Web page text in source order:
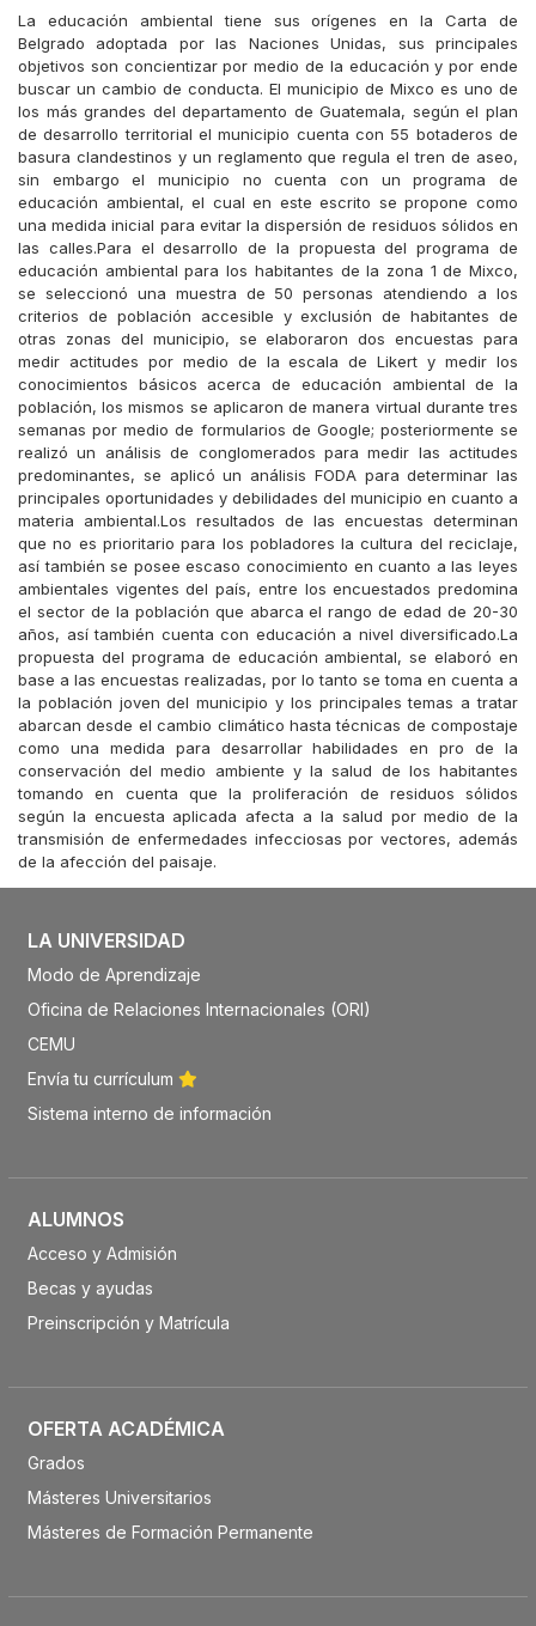
La educación ambiental tiene sus orígenes en la Carta de
Belgrado adoptada por las Naciones Unidas, sus principales
objetivos son concientizar por medio de la educación y por ende
buscar un cambio de conducta. El municipio de Mixco es uno de
los más grandes del departamento de Guatemala, según el plan
de desarrollo territorial el municipio cuenta con 55 botaderos de
basura clandestinos y un reglamento que regula el tren de aseo,
sin embargo el municipio no cuenta con un programa de
educación ambiental, el cual en este escrito se propone como
una medida inicial para evitar la dispersión de residuos sólidos en
las calles.Para el desarrollo de la propuesta del programa de
educación ambiental para los habitantes de la zona 1 de Mixco,
se seleccionó una muestra de 50 personas atendiendo a los
criterios de población accesible y exclusión de habitantes de
otras zonas del municipio, se elaboraron dos encuestas para
medir actitudes por medio de la escala de Likert y medir los
conocimientos básicos acerca de educación ambiental de la
población, los mismos se aplicaron de manera virtual durante tres
semanas por medio de formularios de Google; posteriormente se
realizó un análisis de conglomerados para medir las actitudes
predominantes, se aplicó un análisis FODA para determinar las
principales oportunidades y debilidades del municipio en cuanto a
materia ambiental.Los resultados de las encuestas determinan
que no es prioritario para los pobladores la cultura del reciclaje,
así también se posee escaso conocimiento en cuanto a las leyes
ambientales vigentes del país, entre los encuestados predomina
el sector de la población que abarca el rango de edad de 20-30
años, así también cuenta con educación a nivel diversificado.La
propuesta del programa de educación ambiental, se elaboró en
base a las encuestas realizadas, por lo tanto se toma en cuenta a
la población joven del municipio y los principales temas a tratar
abarcan desde el cambio climático hasta técnicas de compostaje
como una medida para desarrollar habilidades en pro de la
conservación del medio ambiente y la salud de los habitantes
tomando en cuenta que la proliferación de residuos sólidos
según la encuesta aplicada afecta a la salud por medio de la
transmisión de enfermedades infecciosas por vectores, además
de la afección del paisaje.
LA UNIVERSIDAD
Modo de Aprendizaje
Oficina de Relaciones Internacionales (ORI)
CEMU
Envía tu currículum
Sistema interno de información
ALUMNOS
Acceso y Admisión
Becas y ayudas
Preinscripción y Matrícula
OFERTA ACADÉMICA
Grados
Másteres Universitarios
Másteres de Formación Permanente